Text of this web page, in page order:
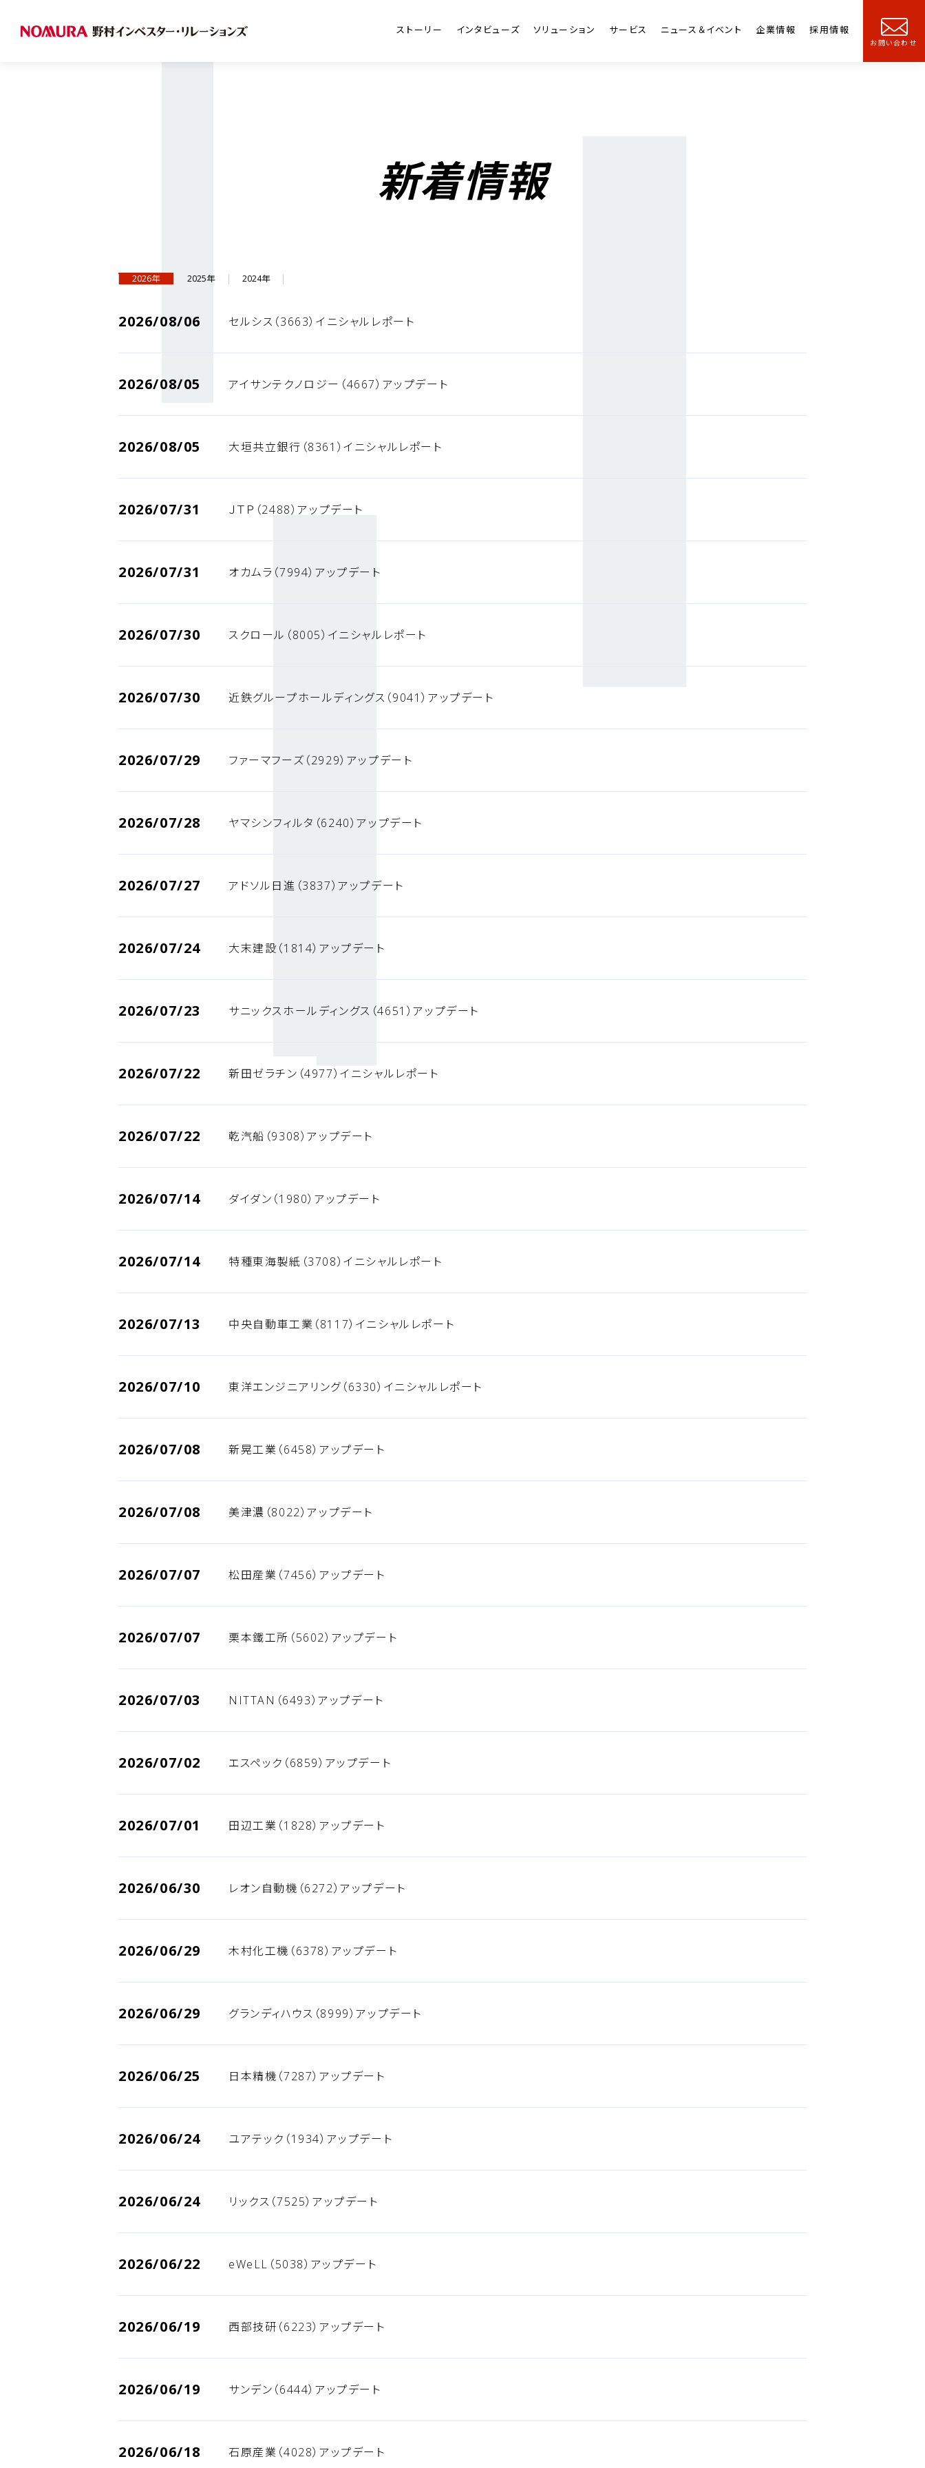
ストーリー インタビューズ ソリューション サービス ニュース＆イベント 企業情報 採用情報
お問い合わせ
新着情報
2026年 2025年 2024年
2026/08/06 セルシス（3663）イニシャルレポート
2026/08/05 アイサンテクノロジー（4667）アップデート
2026/08/05 大垣共立銀行（8361）イニシャルレポート
2026/07/31 ＪＴＰ（2488）アップデート
2026/07/31 オカムラ（7994）アップデート
2026/07/30 スクロール（8005）イニシャルレポート
2026/07/30 近鉄グループホールディングス（9041）アップデート
2026/07/29 ファーマフーズ（2929）アップデート
2026/07/28 ヤマシンフィルタ（6240）アップデート
2026/07/27 アドソル日進（3837）アップデート
2026/07/24 大末建設（1814）アップデート
2026/07/23 サニックスホールディングス（4651）アップデート
2026/07/22 新田ゼラチン（4977）イニシャルレポート
2026/07/22 乾汽船（9308）アップデート
2026/07/14 ダイダン（1980）アップデート
2026/07/14 特種東海製紙（3708）イニシャルレポート
2026/07/13 中央自動車工業（8117）イニシャルレポート
2026/07/10 東洋エンジニアリング（6330）イニシャルレポート
2026/07/08 新晃工業（6458）アップデート
2026/07/08 美津濃（8022）アップデート
2026/07/07 松田産業（7456）アップデート
2026/07/07 栗本鐵工所（5602）アップデート
2026/07/03 NITTAN（6493）アップデート
2026/07/02 エスペック（6859）アップデート
2026/07/01 田辺工業（1828）アップデート
2026/06/30 レオン自動機（6272）アップデート
2026/06/29 木村化工機（6378）アップデート
2026/06/29 グランディハウス（8999）アップデート
2026/06/25 日本精機（7287）アップデート
2026/06/24 ユアテック（1934）アップデート
2026/06/24 リックス（7525）アップデート
2026/06/22 eWeLL（5038）アップデート
2026/06/19 西部技研（6223）アップデート
2026/06/19 サンデン（6444）アップデート
2026/06/18 石原産業（4028）アップデート